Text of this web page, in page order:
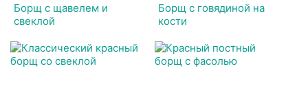
Борщ с щавелем и
свеклой
Борщ с говядиной на
кости